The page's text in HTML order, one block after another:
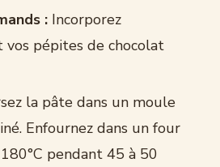
: Incorporez
pépites de chocolat
la pâte dans un moule
Enfournez dans un four
pendant 45 à 50